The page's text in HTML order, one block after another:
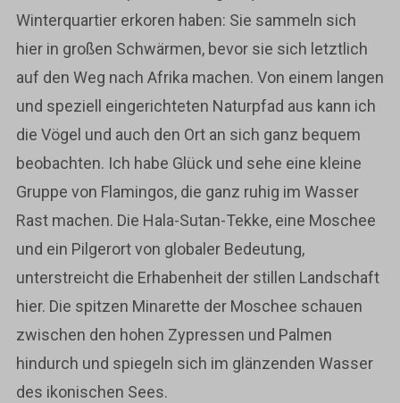
Winterquartier erkoren haben: Sie sammeln sich
hier in großen Schwärmen, bevor sie sich letztlich
auf den Weg nach Afrika machen. Von einem langen
und speziell eingerichteten Naturpfad aus kann ich
die Vögel und auch den Ort an sich ganz bequem
beobachten. Ich habe Glück und sehe eine kleine
Gruppe von Flamingos, die ganz ruhig im Wasser
Rast machen. Die Hala-Sutan-Tekke, eine Moschee
und ein Pilgerort von globaler Bedeutung,
unterstreicht die Erhabenheit der stillen Landschaft
hier. Die spitzen Minarette der Moschee schauen
zwischen den hohen Zypressen und Palmen
hindurch und spiegeln sich im glänzenden Wasser
des ikonischen Sees.